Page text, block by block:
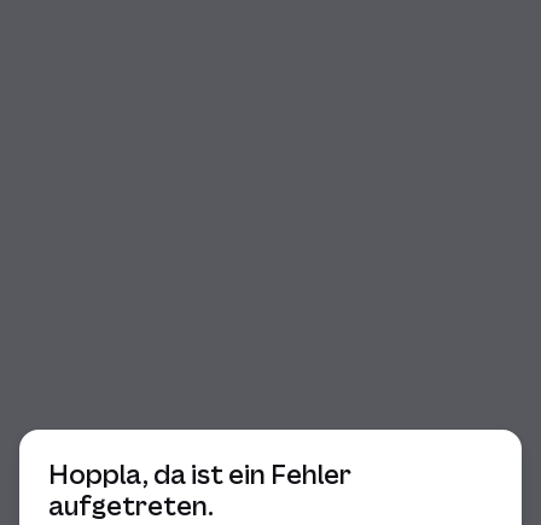
Hoppla, da ist ein Fehler
aufgetreten.